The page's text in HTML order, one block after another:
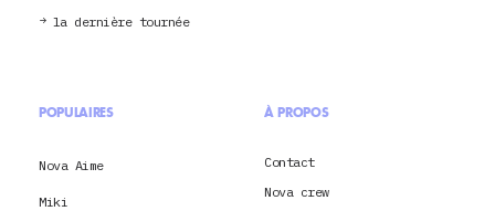
la dernière tournée
POPULAIRES
Nova Aime
Miki
À PROPOS
Contact
Nova crew